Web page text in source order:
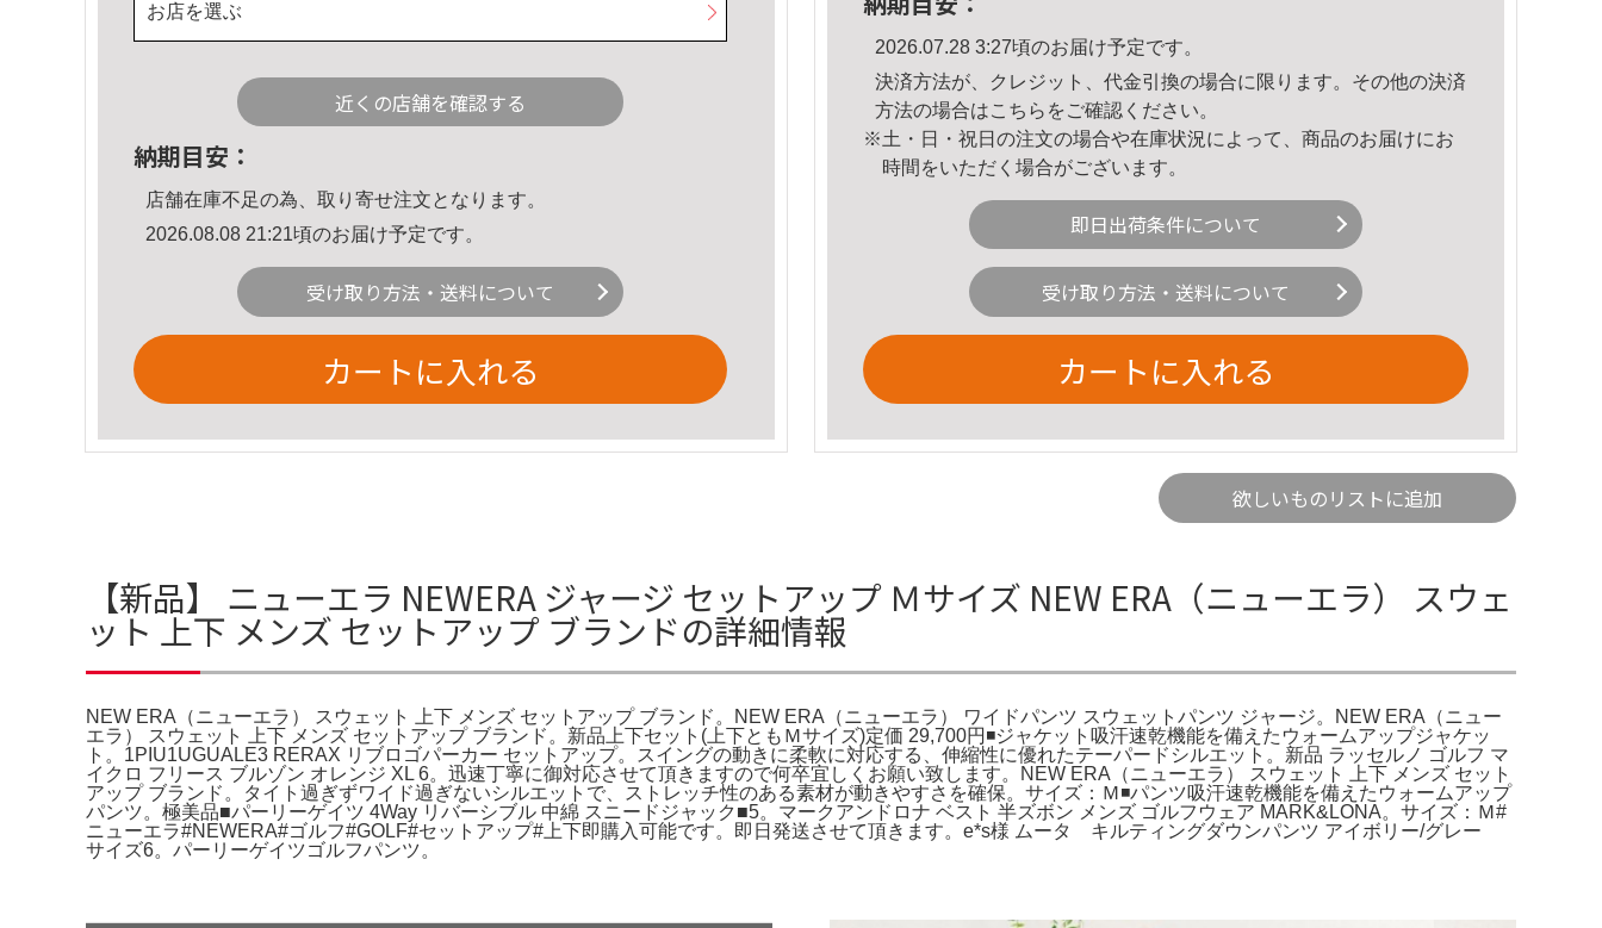
お店を選ぶ
近くの店舗を確認する
納期目安：
店舗在庫不足の為、取り寄せ注文となります。
2026.08.08 21:21頃のお届け予定です。
受け取り方法・送料について
カートに入れる
2026.07.28 3:27頃のお届け予定です。
決済方法が、クレジット、代金引換の場合に限ります。その他の決済
方法の場合はこちら をご確認ください。
※土・日・祝日の注文の場合や在庫状況によって、商品のお届けにお
時間をいただく場合がございます。
即日出荷条件について
受け取り方法・送料について
カートに入れる
欲しいものリストに追加
【新品】 ニューエラ NEWERA ジャージ セットアップ Ｍサイズ NEW ERA（ニューエラ） スウェ
ット 上下 メンズ セットアップ ブランドの詳細情報
NEW ERA（ニューエラ） スウェット 上下 メンズ セットアップ ブランド。NEW ERA（ニューエラ） ワイドパンツ スウェットパンツ ジャージ。NEW ERA（ニュー
エラ） スウェット 上下 メンズ セットアップ ブランド。新品上下セット(上下ともＭサイズ)定価 29,700円◾️ジャケット吸汗速乾機能を備えたウォームアップジャケッ
ト。1PIU1UGUALE3 RERAX リブロゴパーカー セットアップ。スイングの動きに柔軟に対応する、伸縮性に優れたテーパードシルエット。新品 ラッセルノ ゴルフ マ
イクロ フリース ブルゾン オレンジ XL 6。迅速丁寧に御対応させて頂きますので何卒宜しくお願い致します。NEW ERA（ニューエラ） スウェット 上下 メンズ セット
アップ ブランド。タイト過ぎずワイド過ぎないシルエットで、ストレッチ性のある素材が動きやすさを確保。サイズ：Ｍ◾️パンツ吸汗速乾機能を備えたウォームアップ
パンツ。極美品■パーリーゲイツ 4Way リバーシブル 中綿 スニードジャック■5。マークアンドロナ ベスト 半ズボン メンズ ゴルフウェア MARK&LONA。サイズ：Ｍ#
ニューエラ#NEWERA#ゴルフ#GOLF#セットアップ#上下即購入可能です。即日発送させて頂きます。e*s様 ムータ キルティングダウンパンツ アイボリー/グレー
サイズ6。パーリーゲイツゴルフパンツ。